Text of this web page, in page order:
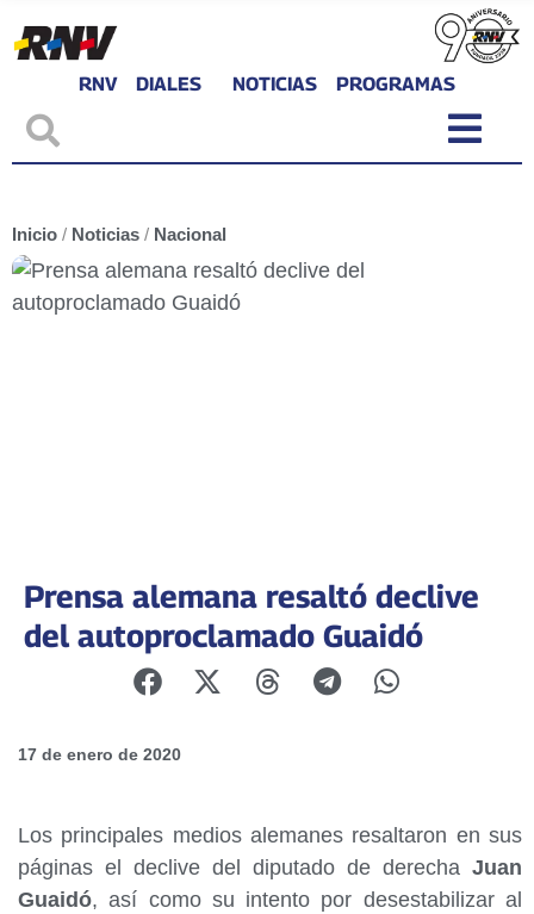
RNV DIALES NOTICIAS PROGRAMAS
Inicio / Noticias / Nacional
Prensa alemana resaltó declive
del autoproclamado Guaidó
17 de enero de 2020
Los principales medios alemanes resaltaron en sus
páginas el declive del diputado de derecha Juan
Guaidó, así como su intento por desestabilizar al